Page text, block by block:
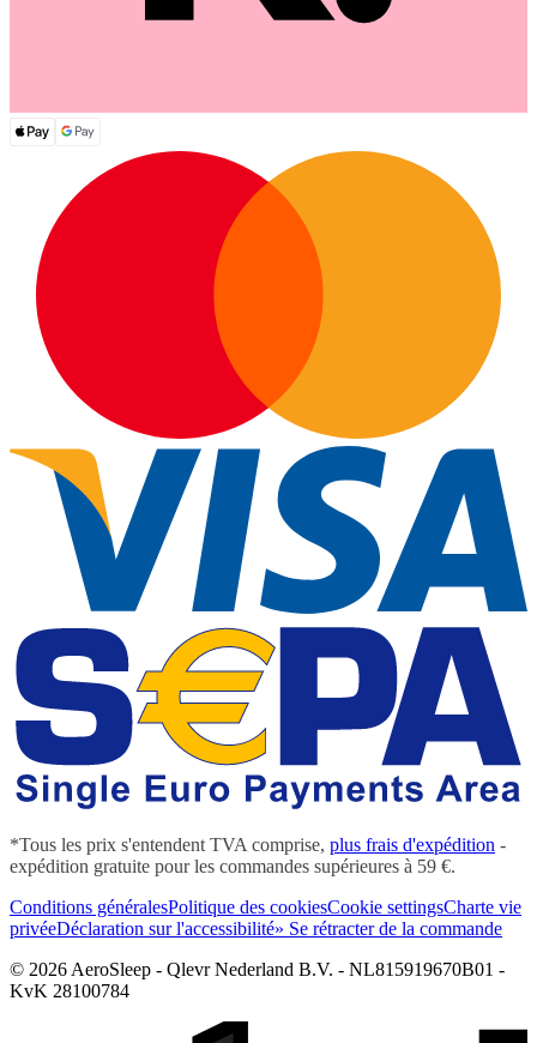
*Tous les prix s'entendent TVA comprise, plus frais d'expédition -
expédition gratuite pour les commandes supérieures à 59 €.
Conditions généralesPolitique des cookiesCookie settingsCharte vie
privéeDéclaration sur l'accessibilité» Se rétracter de la commande
© 2026 AeroSleep - Qlevr Nederland B.V. - NL815919670B01 -
KvK 28100784